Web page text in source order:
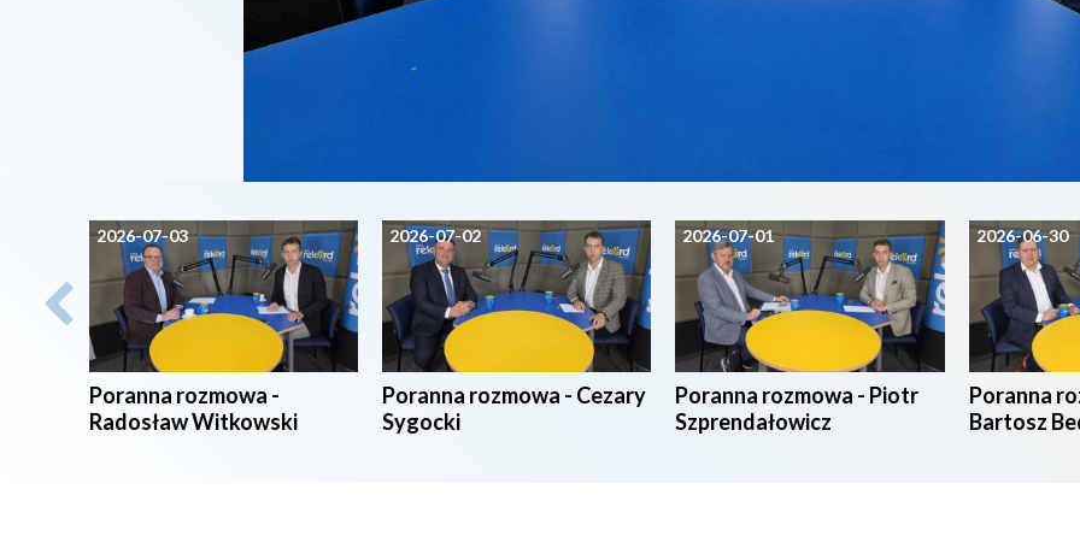
2026-07-03
Poranna rozmowa -
Radosław Witkowski
2026-07-02
Poranna rozmowa - Cezary
Sygocki
2026-07-01
Poranna rozmowa - Piotr
Szprendałowicz
2026-06-30
Poranna
Bartosz